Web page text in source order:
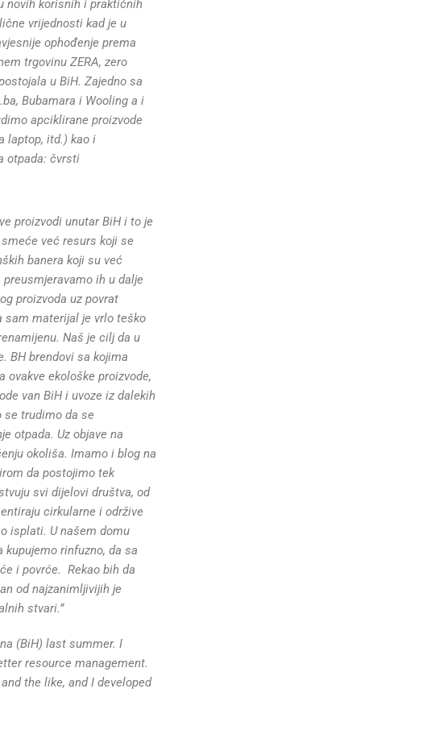
novih korisnih i praktičnih
vrijednosti kad je u
ophođenje prema
trgovinu ZERA, zero
u BiH. Zajedno sa
Bubamara i Wooling a i
apciklirane proizvode
laptop, itd.) kao i
otpada: čvrsti
proizvodi unutar BiH i to je
već resurs koji se
banera koji su već
ih u dalje
proizvoda uz povrat
sam materijal je vrlo teško
Naš je cilj da u
BH brendovi sa kojima
ekološke proizvode,
van BiH i uvoze iz dalekih
se trudimo da se
otpada. Uz objave na
okoliša. Imamo i blog na
da postojimo tek
svi dijelovi društva, od
cirkularne i održive
isplati. U našem domu
rinfuzno, da sa
i povrće. Rekao bih da
od najzanimljivijih je
stvari.”
(BiH) last summer. I
resource management.
the like, and I developed